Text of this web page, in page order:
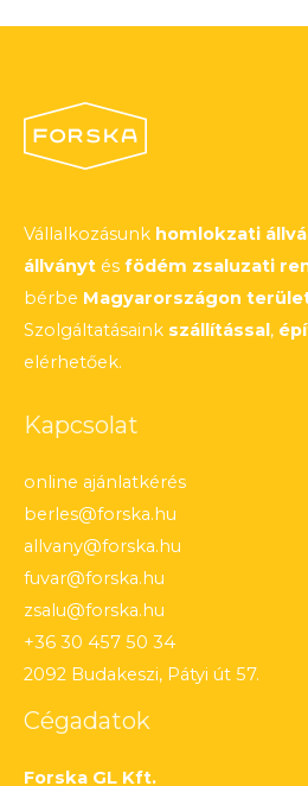
Vállalkozásunk homlokzati
állványt és födém zsaluzati
bérbe Magyarországon
Szolgáltatásaink szállítással,
elérhetőek.
Kapcsolat
online ajánlatkérés
berles@forska.hu
allvany@forska.hu
fuvar@forska.hu
zsalu@forska.hu
+36 30 457 50 34
2092 Budakeszi, Pátyi út 57.
Cégadatok
Forska GL Kft.